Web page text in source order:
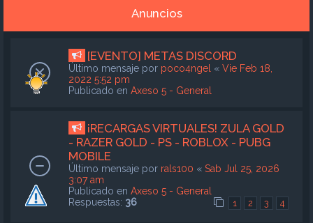
Anuncios
[EVENTO] METAS DISCORD
Último mensaje por poco4ngel « Vie Feb 18,
2022 5:52 pm
Publicado en Axeso 5 - General
¡RECARGAS VIRTUALES! ZULA GOLD
- RAZER GOLD - PS - ROBLOX - PUBG
MOBILE
Último mensaje por rals100 « Sab Jul 25, 2026
3:07 am
Publicado en Axeso 5 - General
Respuestas: 36 1 2 3 4